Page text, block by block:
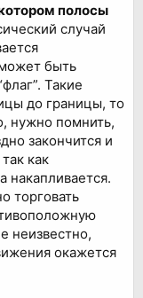
полосы
случай
быть
Такие
до границы, то
нужно помнить,
закончится и
как
накапливается.
торговать
неизвестно,
окажется